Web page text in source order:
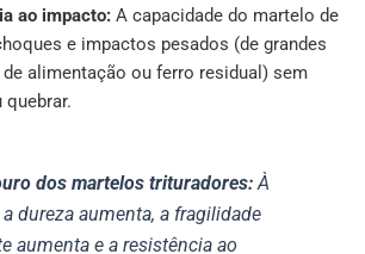
ao impacto:A capacidade do martelo de
e impactos pesados (de grandes
alimentação ou ferro residual) sem
quebrar.
dos martelos trituradores:À
dureza aumenta, a fragilidade
aumenta e a resistência ao